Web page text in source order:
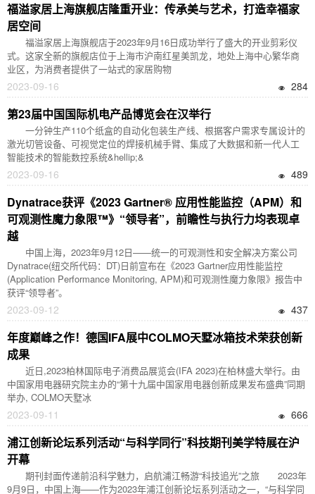
福溢家居上海旗舰店隆重开业：传承美与艺术，打造幸福家
居空间
福溢家居上海旗舰店于2023年9月16日成功举行了盛大的开业剪彩仪
式。这家全新的旗舰店位于上海市沪南红星美凯龙，地处上海中心繁华商
业区，为消费者提供了一站式的家居购物
2023-09-16 284
第23届中国国际机电产品博览会在汉举行
一分钟生产110个纸盒的自动化包装生产线、根据客户需求专属设计的
激光切管设备、可视觉定位的焊接机械手臂、集成了大数据和新一代人工
智能技术的智能数控系统&hellip;&
2023-09-16 489
Dynatrace获评《2023 Gartner® 应用性能监控（APM）和
可观测性魔力象限™》“领导者”，前瞻性与执行力均表现卓
越
中国上海，2023年9月12日——统一的可观测性和安全解决方案公司
Dynatrace(纽交所代码：DT)日前宣布在《2023 Gartner应用性能监控
(Application Performance Monitoring, APM)和可观测性魔力象限》报告中
获评“领导者”。
2023-09-12 437
年度巅峰之作！德国IFA展中COLMO天墅冰箱技术荣获创新
成果
近日,2023柏林国际电子消费品展览会(IFA 2023)在柏林盛大举行。由
中国家用电器研究院主办的“第十九届中国家用电器创新成果发布盛典”同期
举办, COLMO天墅冰
2023-09-11 666
浦江创新论坛系列活动“与科学同行”科技期刊美学特展在沪
开幕
期刊封面传递前沿科学魅力，启航浦江畅游“科技追光”之旅 2023年
9月9日，中国上海——作为2023年浦江创新论坛系列活动之一，“与科学同